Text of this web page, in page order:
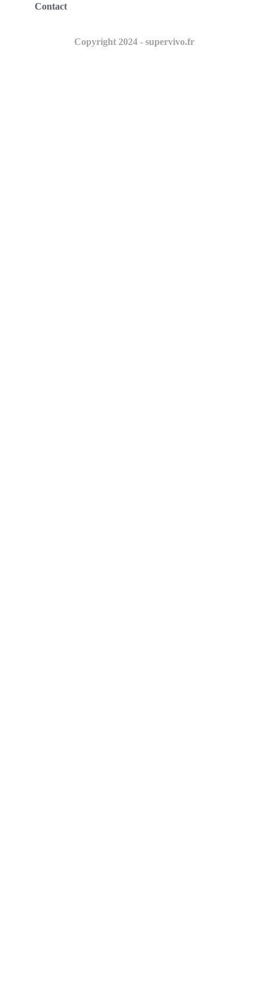
Contact
Copyright 2024 - supervivo.fr